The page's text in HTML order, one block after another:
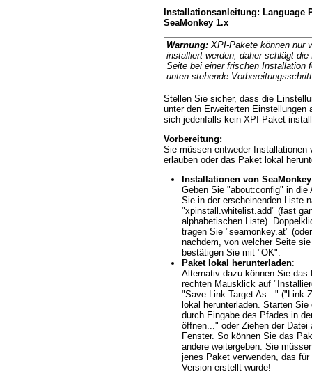
Installationsanleitung: Language
SeaMonkey 1.x
Warnung: XPI-Pakete können nur
installiert werden, daher schlägt
Seite bei einer frischen Installation
unten stehende
Stellen Sie sicher, dass die
unter den Erweiterten
sich jedenfalls kein XPI-Paket
Vorbereitung:
Sie müssen entweder Installationen
erlauben oder das Paket lokal
Installationen von
Geben Sie "about:config" in die
Sie in der erscheinenden Liste
"xpinstall.whitelist.add" (fast
alphabetischen Liste).
tragen Sie "seamonkey.at"
nachdem, von welcher Seite
bestätigen Sie mit "OK".
Paket lokal herunterladen:
Alternativ dazu können Sie das
rechten Mausklick auf
"Save Link Target As..." ("Link-
lokal herunterladen. Starten
durch Eingabe des Pfades in
öffnen..." oder Ziehen der Datei
Fenster. So können Sie das
andere weitergeben. Sie
jenes Paket verwenden, das
Version erstellt wurde!